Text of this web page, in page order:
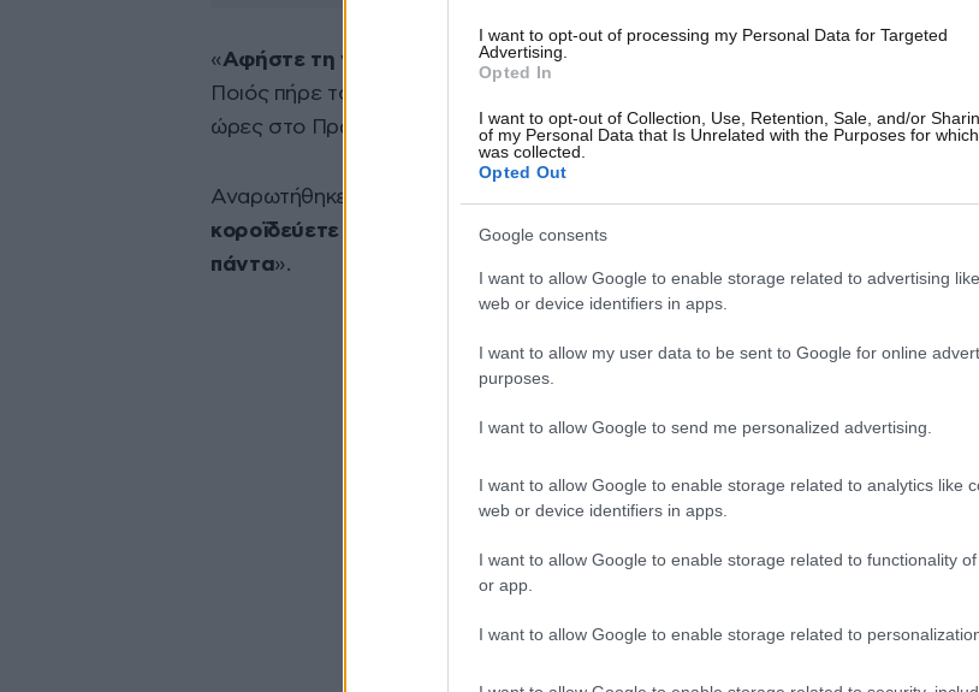
I want to opt-out of processing my Personal Data for Targeted
Advertising.
Opted In
I want to opt-out of Collection, Use, Retention, Sale, and/or
of my Personal Data that Is Unrelated with the Purposes for
was collected.
Opted Out
Google consents
I want to allow Google to enable storage related to advertising
web or device identifiers in apps.
I want to allow my user data to be sent to Google for online
purposes.
I want to allow Google to send me personalized advertising.
I want to allow Google to enable storage related to analytics like
web or device identifiers in apps.
I want to allow Google to enable storage related to functionality
or app.
I want to allow Google to enable storage related to
«Αφήστε τη γλώσσα Βελόπουλου κι απαντήστε σε τρία καθαρά
Ποιός πήρε το υλικό, ποιός το χάλκευσε και ποιός το διοχέτευσε, από τις
ώρες στο Πρώτο Θέμα;», ανέφερε ο κ. Ανδρουλάκης.
Αναρωτήθηκε άν ήταν το μακρύ χέρι του Μαξίμου και τόνισε: «
κοροϊδεύετε λίγους για καιρό αλλά δεν μπορείτε να κοροϊδεύετε όλους για
πάντα».